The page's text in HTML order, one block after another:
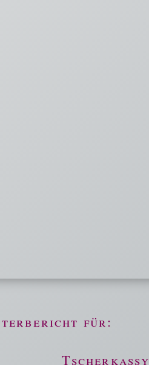
für:
Tscherkassy